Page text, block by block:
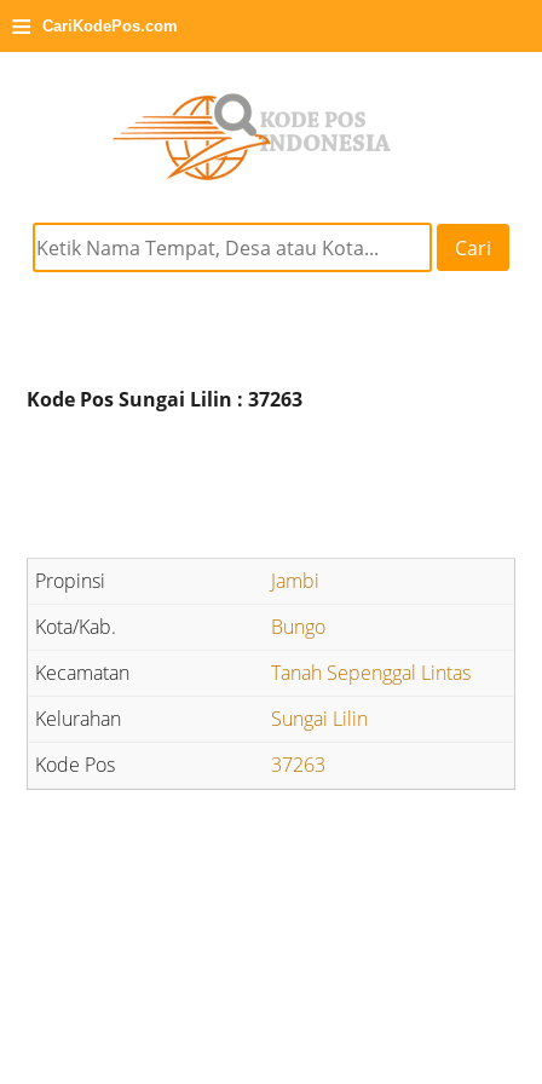
≡ CariKodePos.com
Cari
Kode Pos Sungai Lilin : 37263
Jambi
Bungo
Tanah Sepenggal Lintas
Sungai Lilin
37263